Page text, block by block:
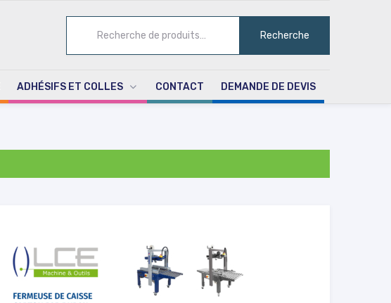
Recherche
ADHÉSIFS ET COLLES CONTACT DEMANDE DE DEVIS